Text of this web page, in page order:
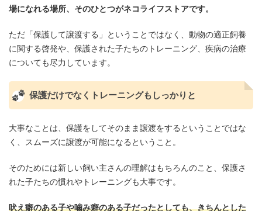
場になれる場所、そのひとつがネコライフストアです。
ただ「保護して譲渡する」ということではなく、動物の適正飼養
に関する啓発や、保護された子たちのトレーニング、疾病の治療
についても尽力しています。
保護だけでなくトレーニングもしっかりと
大事なことは、保護をしてそのまま譲渡をするということではな
く、スムーズに譲渡が可能になるということ。
そのためには新しい飼い主さんの理解はもちろんのこと、保護さ
れた子たちの慣れやトレーニングも大事です。
吠え癖のある子や噛み癖のある子だったとしても、きちんとした